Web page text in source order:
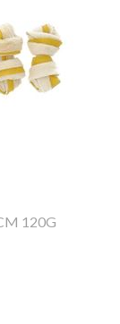
120G